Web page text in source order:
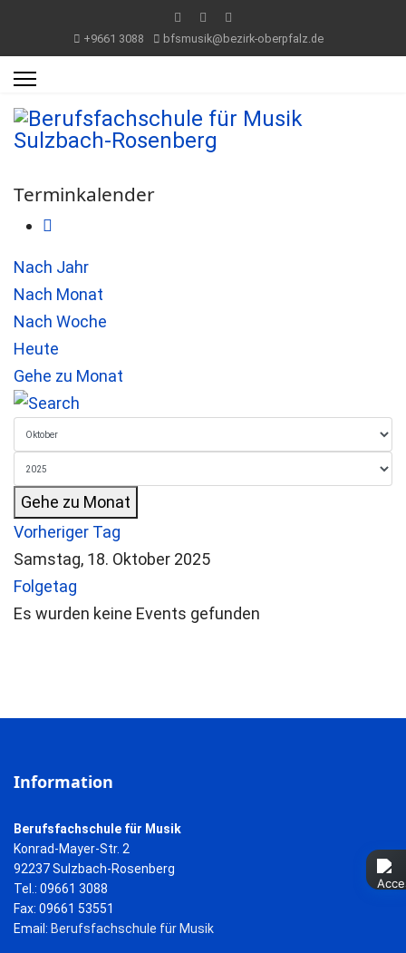
+9661 3088 bfsmusik@bezirk-oberpfalz.de
Terminkalender
Nach Jahr
Nach Monat
Nach Woche
Heute
Gehe zu Monat
Gehe zu Monat
Vorheriger Tag
Samstag, 18. Oktober 2025
Folgetag
Es wurden keine Events gefunden
Information
Berufsfachschule für Musik
Konrad-Mayer-Str. 2
92237 Sulzbach-Rosenberg
Tel.: 09661 3088
Fax: 09661 53551
Email: Berufsfachschule für Musik